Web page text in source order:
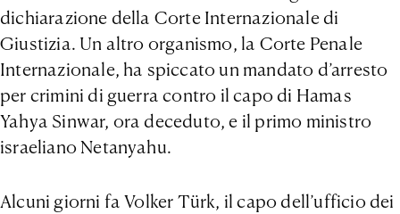
dichiarazione della Corte Internazionale di
Giustizia. Un altro organismo, la Corte Penale
Internazionale, ha spiccato un mandato d’arresto
per crimini di guerra contro il capo di Hamas
Yahya Sinwar, ora deceduto, e il primo ministro
israeliano Netanyahu.
Alcuni giorni fa Volker Türk, il capo dell’ufficio dei